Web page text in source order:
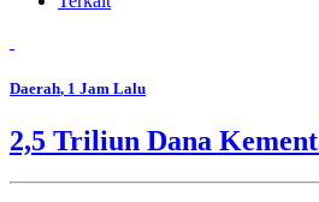
Daerah, 1 Jam Lalu
2,5 Triliun Dana